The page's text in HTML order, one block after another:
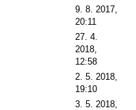
9. 8. 2017,
20:11
27. 4.
2018,
12:58
2. 5. 2018,
19:10
3. 5. 2018,